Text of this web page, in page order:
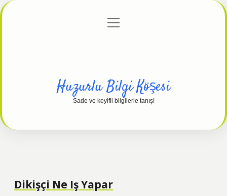
Gizlilik Politikası
menüyü
Huzurlu Bilgi Köşesi
Sade ve keyifli bilgilerle tanış!
Dikişçi Ne Iş Yapar